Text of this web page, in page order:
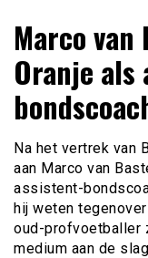
Online
verzameld
Marco
Oranje
Na het vertrek van
aan Marco van
assistent-
hij weten
oud-profvoetballer
medium aan de